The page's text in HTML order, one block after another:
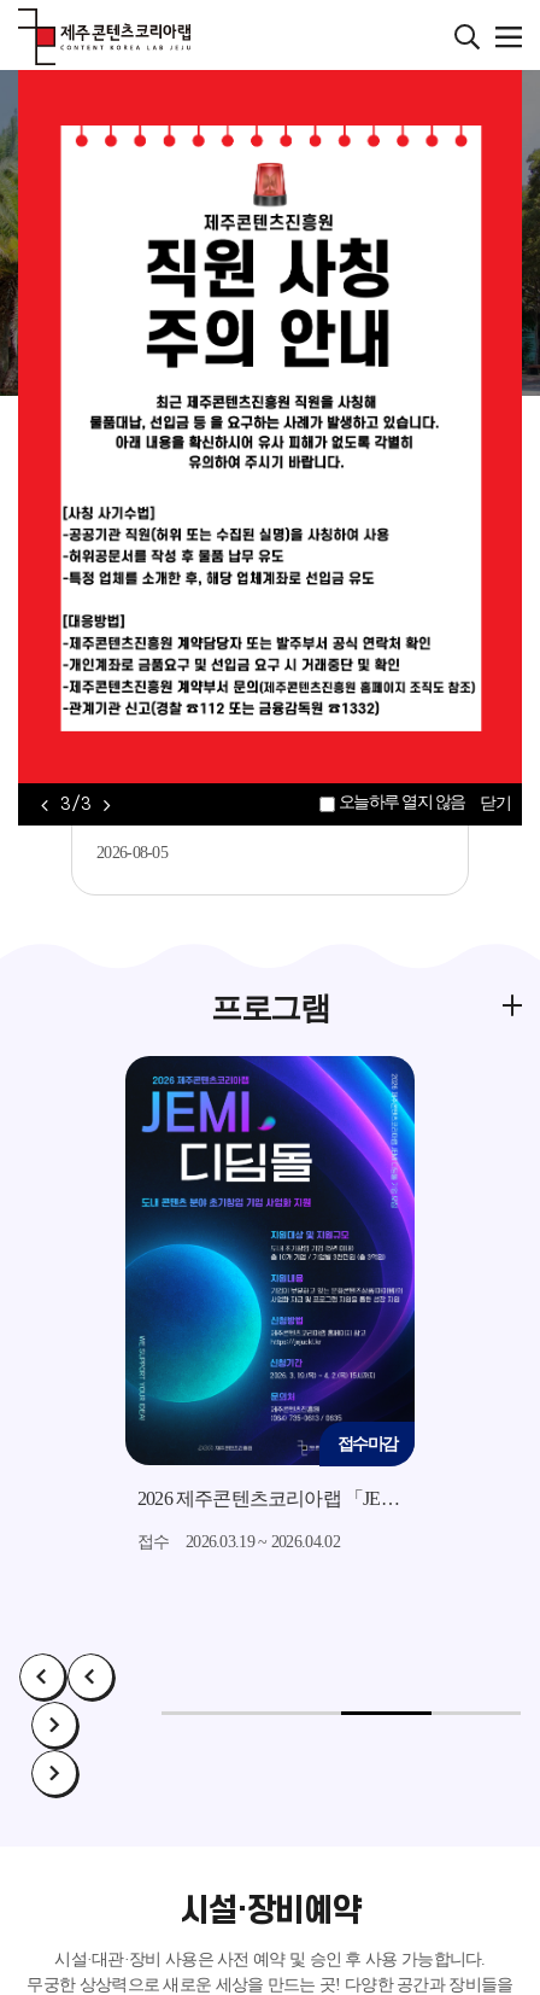
본
문
기
3 / 3 오늘하루 열지 않음 닫기
JEJU CONTENT
KOREA LAB
JEMI란?
공지사항
공지
한 게임 개발 입문기 교육생 모집..
2026-08-06
[제주평생교육장학진흥원] 2026년 가족과
함께하는 메이커 교육 <아두이노를 활..
2026-08-05
프로그램
접수마감
2026 제주콘텐츠코리아랩 「JEMI 디딤돌」 지원사업 모집 공고
접수 2026.03.19 ~ 2026.04.02
시설·장비예약
시설·대관·장비 사용은 사전 예약 및 승인 후 사용 가능합니다.
무궁한 상상력으로 새로운 세상을 만드는 곳! 다양한 공간과 장비들을